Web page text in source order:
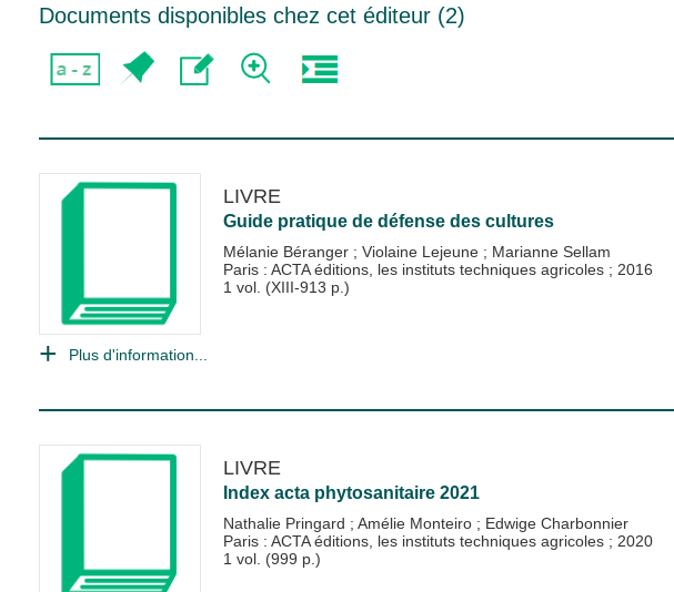
Documents disponibles chez cet éditeur (2)
LIVRE
Guide pratique de défense des cultures
Mélanie Béranger ; Violaine Lejeune ; Marianne Sellam
Paris : ACTA éditions, les instituts techniques agricoles ; 2016
1 vol. (XIII-913 p.)
Plus d'information...
LIVRE
Index acta phytosanitaire 2021
Nathalie Pringard ; Amélie Monteiro ; Edwige Charbonnier
Paris : ACTA éditions, les instituts techniques agricoles ; 2020
1 vol. (999 p.)